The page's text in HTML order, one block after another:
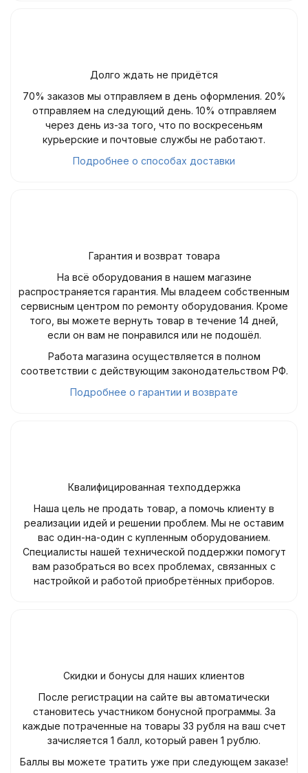
Долго ждать не придётся
70% заказов мы отправляем в день оформления. 20%
отправляем на следующий день. 10% отправляем
через день из-за того, что по воскресеньям
курьерские и почтовые службы не работают.
Подробнее о способах доставки
Гарантия и возврат товара
На всё оборудования в нашем магазине
распространяется гарантия. Мы владеем собственным
сервисным центром по ремонту оборудования. Кроме
того, вы можете вернуть товар в течение 14 дней,
если он вам не понравился или не подошёл.
Работа магазина осуществляется в полном
соответствии с действующим законодательством РФ.
Подробнее о гарантии и возврате
Квалифицированная техподдержка
Наша цель не продать товар, а помочь клиенту в
реализации идей и решении проблем. Мы не оставим
вас один-на-один с купленным оборудованием.
Специалисты нашей технической поддержки помогут
вам разобраться во всех проблемах, связанных с
настройкой и работой приобретённых приборов.
Скидки и бонусы для наших клиентов
После регистрации на сайте вы автоматически
становитесь участником бонусной программы. За
каждые потраченные на товары 33 рубля на ваш счет
зачисляется 1 балл, который равен 1 рублю.
Баллы вы можете тратить уже при следующем заказе!